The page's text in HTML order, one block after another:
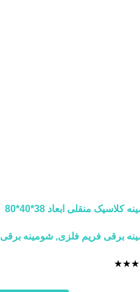
کلاسیک منقلی ابعاد 38*40*80
برقی فریم فلزی, شومینه برقی
★
★
★